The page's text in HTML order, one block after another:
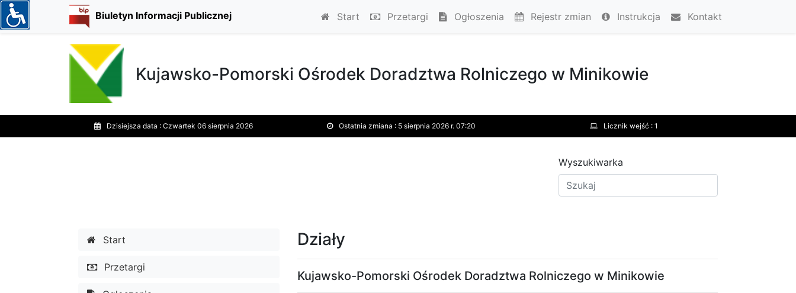
Biuletyn Informacji Publicznej Start Przetargi Ogłoszenia Rejestr zmian Instrukcja Kontakt
Kujawsko-Pomorski Ośrodek Doradztwa Rolniczego w Minikowie
Dzisiejsza data : Czwartek 06 sierpnia 2026 Ostatnia zmiana : 5 sierpnia 2026 r. 07:20 Licznik wejść : 1
Wyszukiwarka
Start
Przetargi
Działy
Kujawsko-Pomorski Ośrodek Doradztwa Rolniczego w Minikowie